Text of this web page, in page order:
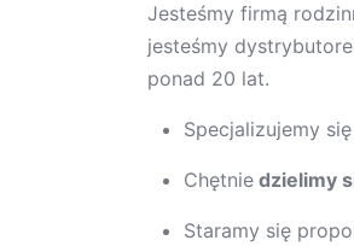
Jesteśmy firmą
jesteśmy
ponad 20 lat.
Specjalizujemy
Chętnie dzielimy
Staramy się